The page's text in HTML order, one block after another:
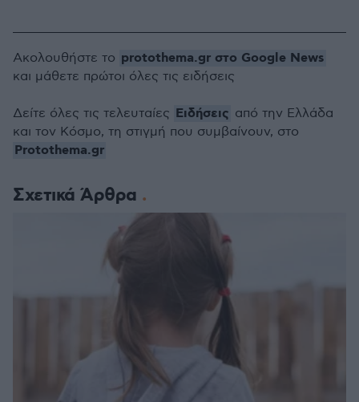
Σχετικά Άρθρα
Ακολουθήστε το protothema.gr στο Google News
και μάθετε πρώτοι όλες τις ειδήσεις
Δείτε όλες τις τελευταίες Ειδήσεις από την Ελλάδα
και τον Κόσμο, τη στιγμή που συμβαίνουν, στο
Protothema.gr